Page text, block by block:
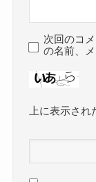
次回のコ
の名前、
上に表示され